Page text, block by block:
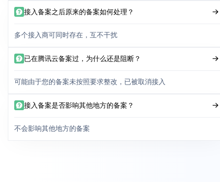
接入备案之后原来的备案如何处理？
多个接入商可同时存在，互不干扰
已在腾讯云备案过，为什么还是阻断？
可能由于您的备案未按照要求整改，已被取消接入
接入备案是否影响其他地方的备案？
不会影响其他地方的备案